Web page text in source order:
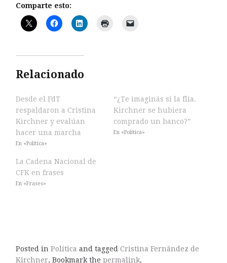
Comparte esto:
Relacionado
Desde el FdT
respaldaron a Cristina
Kirchner y evalúan
hacer una marcha
En «Política»
“¿Te imaginás si la flia.
Kirchner se hubiera
comprado un banco?”
En «Política»
La Cadena Nacional de
CFK en frases
En «Frases»
Posted in Política and tagged Cristina Fernández de
Kirchner. Bookmark the permalink.